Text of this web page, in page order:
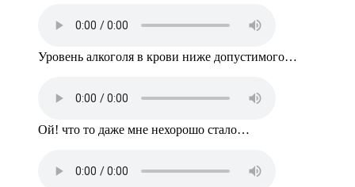
Уровень алкоголя в крови ниже допустимого…
Ой! что то даже мне нехорошо стало…